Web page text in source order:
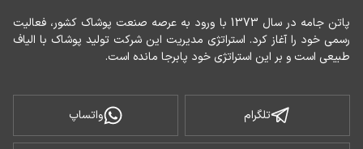
طبیعی است و بر این استراتژی خود پابرجا مانده است.
تلگرام واتساپ